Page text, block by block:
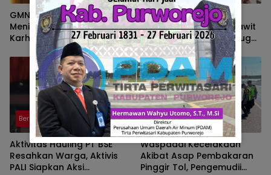
GMNI Sumsel Soroti
Meningkatnya Zona Merah
Karhutla, Desak
Pemerintah Perkuat
Mitigasi dan Penegakan
Hukum
Wakil Ketua DPRD PALI
Soroti Pabrik Kelapa Sawit
di Talang Ubi yang Diduga
Beroperasi Tanpa AMDAL
Berita
Aktivitas Hauling PT BSE
Resahkan Warga, Aktivis
PALI Siapkan Aksi
Berita
Waspadai Kecelakaan
Akibat Asap Pembakaran
Pinggir Tol, Pengemudii